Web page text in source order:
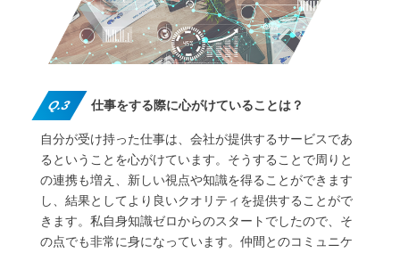
Q.3 仕事をする際に心がけていることは？
自分が受け持った仕事は、会社が提供するサービスであ
るということを心がけています。そうすることで周りと
の連携も増え、新しい視点や知識を得ることができます
し、結果としてより良いクオリティを提供することがで
きます。私自身知識ゼロからのスタートでしたので、そ
の点でも非常に身になっています。仲間とのコミュニケ